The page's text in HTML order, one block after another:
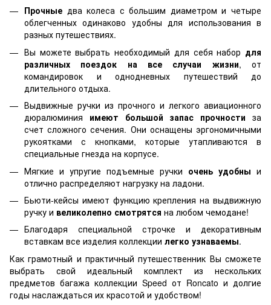
Прочные два колеса с большим диаметром и четыре
облегченных одинаково удобны для использования в
разных путешествиях.
Вы можете выбрать необходимый для себя набор для
различных поездок на все случаи жизни, от
командировок и однодневных путешествий до
длительного отдыха.
Выдвижные ручки из прочного и легкого авиационного
дюралюминия имеют большой запас прочности за
счет сложного сечения. Они оснащены эргономичными
рукоятками с кнопками, которые утапливаются в
специальные гнезда на корпусе.
Мягкие и упругие подъемные ручки очень удобны и
отлично распределяют нагрузку на ладони.
Бьюти-кейсы имеют функцию крепления на выдвижную
ручку и великолепно смотрятся на любом чемодане!
Благодаря специальной строчке и декоративным
вставкам все изделия коллекции легко узнаваемы.
Как грамотный и практичный путешественник Вы сможете
выбрать свой идеальный комплект из нескольких
предметов багажа коллекции Speed от Roncato и долгие
годы наслаждаться их красотой и удобством!